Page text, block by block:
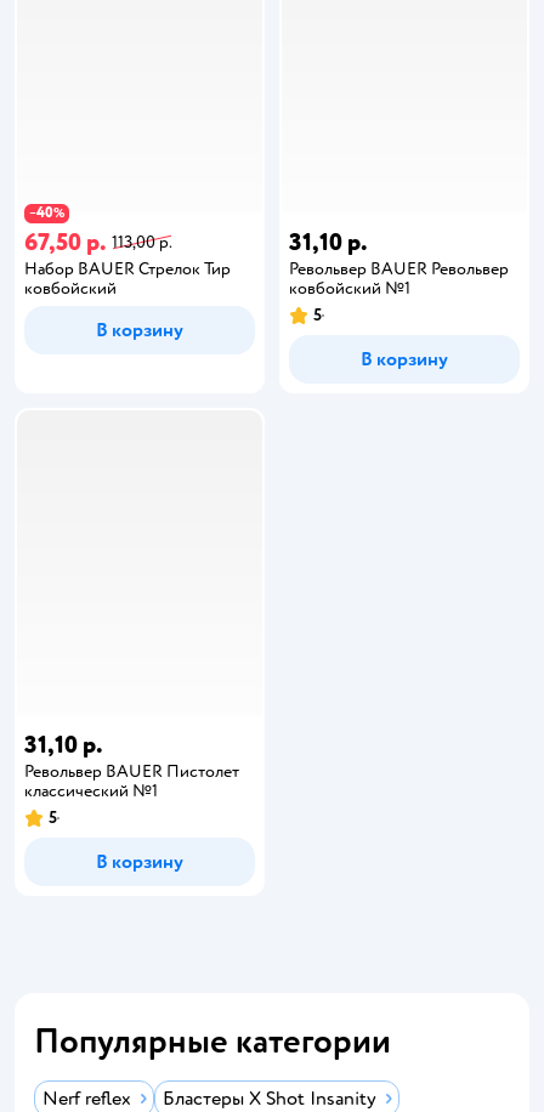
−40%
67,50 р. 113,00 р.
Набор BAUER Стрелок Тир
ковбойский
В корзину
31,10 р.
Револьвер BAUER Револьвер
ковбойский №1
5
В корзину
31,10 р.
Револьвер BAUER Пистолет
классический №1
5
В корзину
Популярные категории
Nerf reflex Бластеры X Shot Insanity